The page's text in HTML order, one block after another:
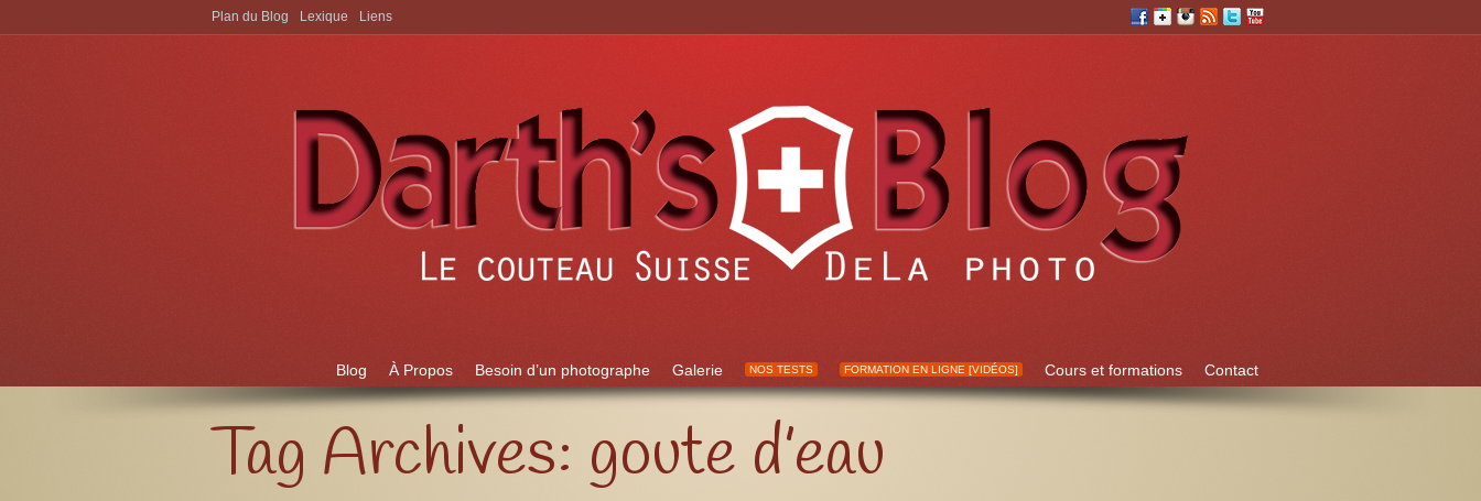
Aller à:
Blog À Propos Besoin d’un photographe Galerie NOS TESTS FORMATION EN LIGNE [VIDÉOS] Cours et formations Contact
Plan du Blog Lexique Liens
Tag Archives: goute d’eau